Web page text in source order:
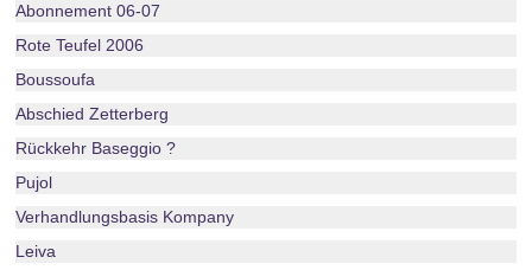
Abonnement 06-07
Rote Teufel 2006
Boussoufa
Abschied Zetterberg
Rückkehr Baseggio ?
Pujol
Verhandlungsbasis Kompany
Leiva